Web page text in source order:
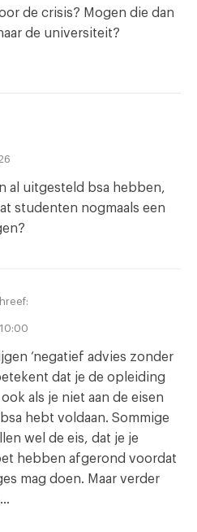
de crisis? Mogen die dan
de universiteit?
al uitgesteld bsa hebben,
studenten nogmaals een
‘negatief advies zonder
dat je de opleiding
als je niet aan de eisen
hebt voldaan. Sommige
wel de eis, dat je je
hebben afgerond voordat
mag doen. Maar verder